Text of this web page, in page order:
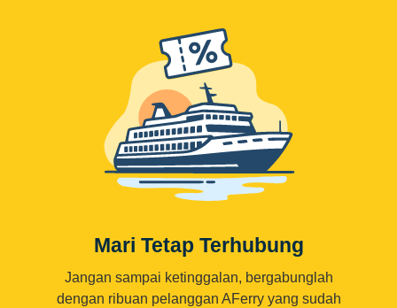
Mari Tetap Terhubung
Jangan sampai ketinggalan, bergabunglah
dengan ribuan pelanggan AFerry yang sudah